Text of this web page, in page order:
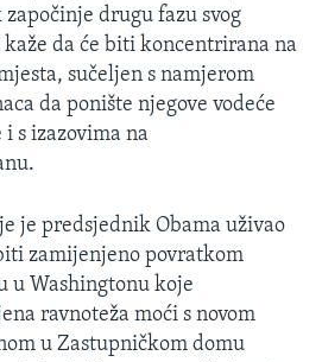
drugu fazu svog
da će biti koncentrirana na
sučeljen s namjerom
da ponište njegove vodeće
s izazovima na
je predsjednik Obama uživao
zamijenjeno povratkom
u Washingtonu koje
ravnoteža moći s novom
u Zastupničkom domu